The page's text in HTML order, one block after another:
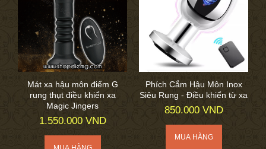
Mát xa hậu môn điểm G
rung thụt điều khiển xa
Magic Jingers
1.550.000 VND
Phích Cắm Hậu Môn Inox
Siêu Rung - Điều khiển từ xa
850.000 VND